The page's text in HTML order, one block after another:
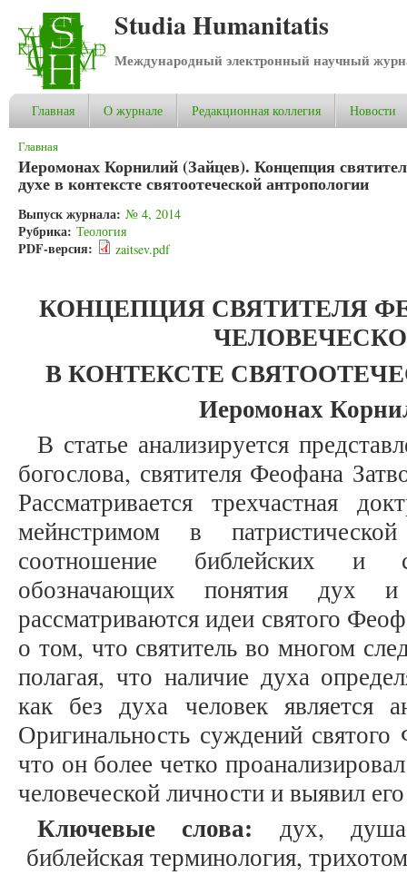
Studia Humanitatis
Международный электронный научный
Главная О журнале Редакционная коллегия Новости
Вы здесь
Главная
Иеромонах Корнилий (Зайцев). Концепция
духе в контексте святоотеческой антропологии
Выпуск журнала: № 4, 2014
Рубрика: Теология
PDF-версия: zaitsev.pdf
КОНЦЕПЦИЯ СВЯТИТЕЛЯ
В КОНТЕКСТЕ
Иеромонах
В статье анализируется
богослова, святителя Феофана
Рассматривается трехчастная
мейнстримом в
соотношение библейских и
обозначающих понятия
рассматриваются идеи святого
о том, что святитель во многом
полагая, что наличие духа
как без духа человек является
Оригинальность суждений
что он более четко
человеческой личности и выявил
Ключевые слова: дух, душа,
библейская терминология,